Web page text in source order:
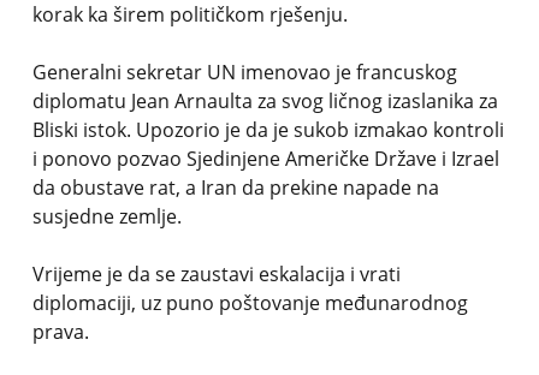
korak ka širem političkom rješenju.
Generalni sekretar UN imenovao je francuskog
diplomatu Jean Arnaulta za svog ličnog izaslanika za
Bliski istok. Upozorio je da je sukob izmakao kontroli
i ponovo pozvao Sjedinjene Američke Države i Izrael
da obustave rat, a Iran da prekine napade na
susjedne zemlje.
Vrijeme je da se zaustavi eskalacija i vrati
diplomaciji, uz puno poštovanje međunarodnog
prava.